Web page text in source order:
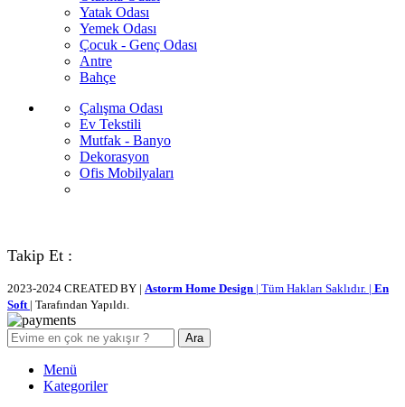
Yatak Odası
Yemek Odası
Çocuk - Genç Odası
Antre
Bahçe
Çalışma Odası
Ev Tekstili
Mutfak - Banyo
Dekorasyon
Ofis Mobilyaları
Takip Et :
2023-2024 CREATED BY | Astorm Home Design | Tüm Hakları Saklıdır. | En
Soft | Tarafından Yapıldı.
Ara
Menü
Kategoriler